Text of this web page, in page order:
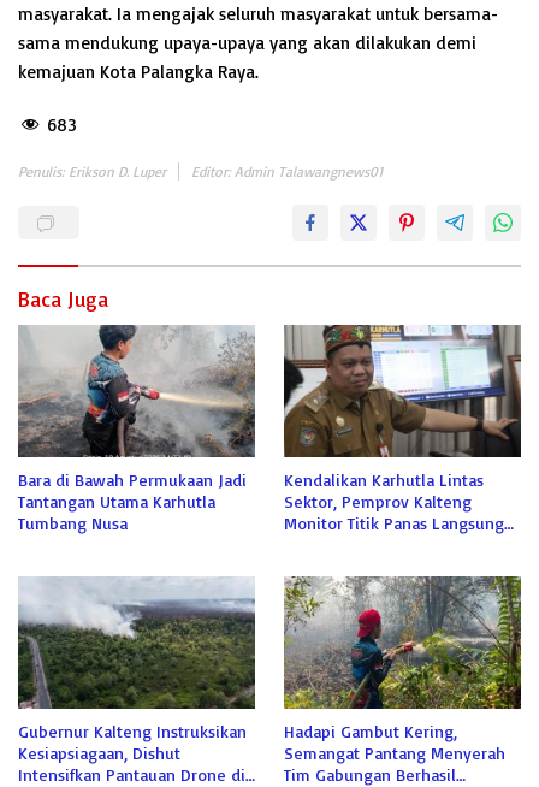
masyarakat. Ia mengajak seluruh masyarakat untuk bersama-
sama mendukung upaya-upaya yang akan dilakukan demi
kemajuan Kota Palangka Raya.
683
Penulis: Erikson D. Luper Editor: Admin Talawangnews01
Baca Juga
Bara di Bawah Permukaan Jadi
Tantangan Utama Karhutla
Tumbang Nusa
Kendalikan Karhutla Lintas
Sektor, Pemprov Kalteng
Monitor Titik Panas Langsung
Gubernur Kalteng Instruksikan
Kesiapsiagaan, Dishut
Intensifkan Pantauan Drone di
Hadapi Gambut Kering,
Semangat Pantang Menyerah
Tim Gabungan Berhasil